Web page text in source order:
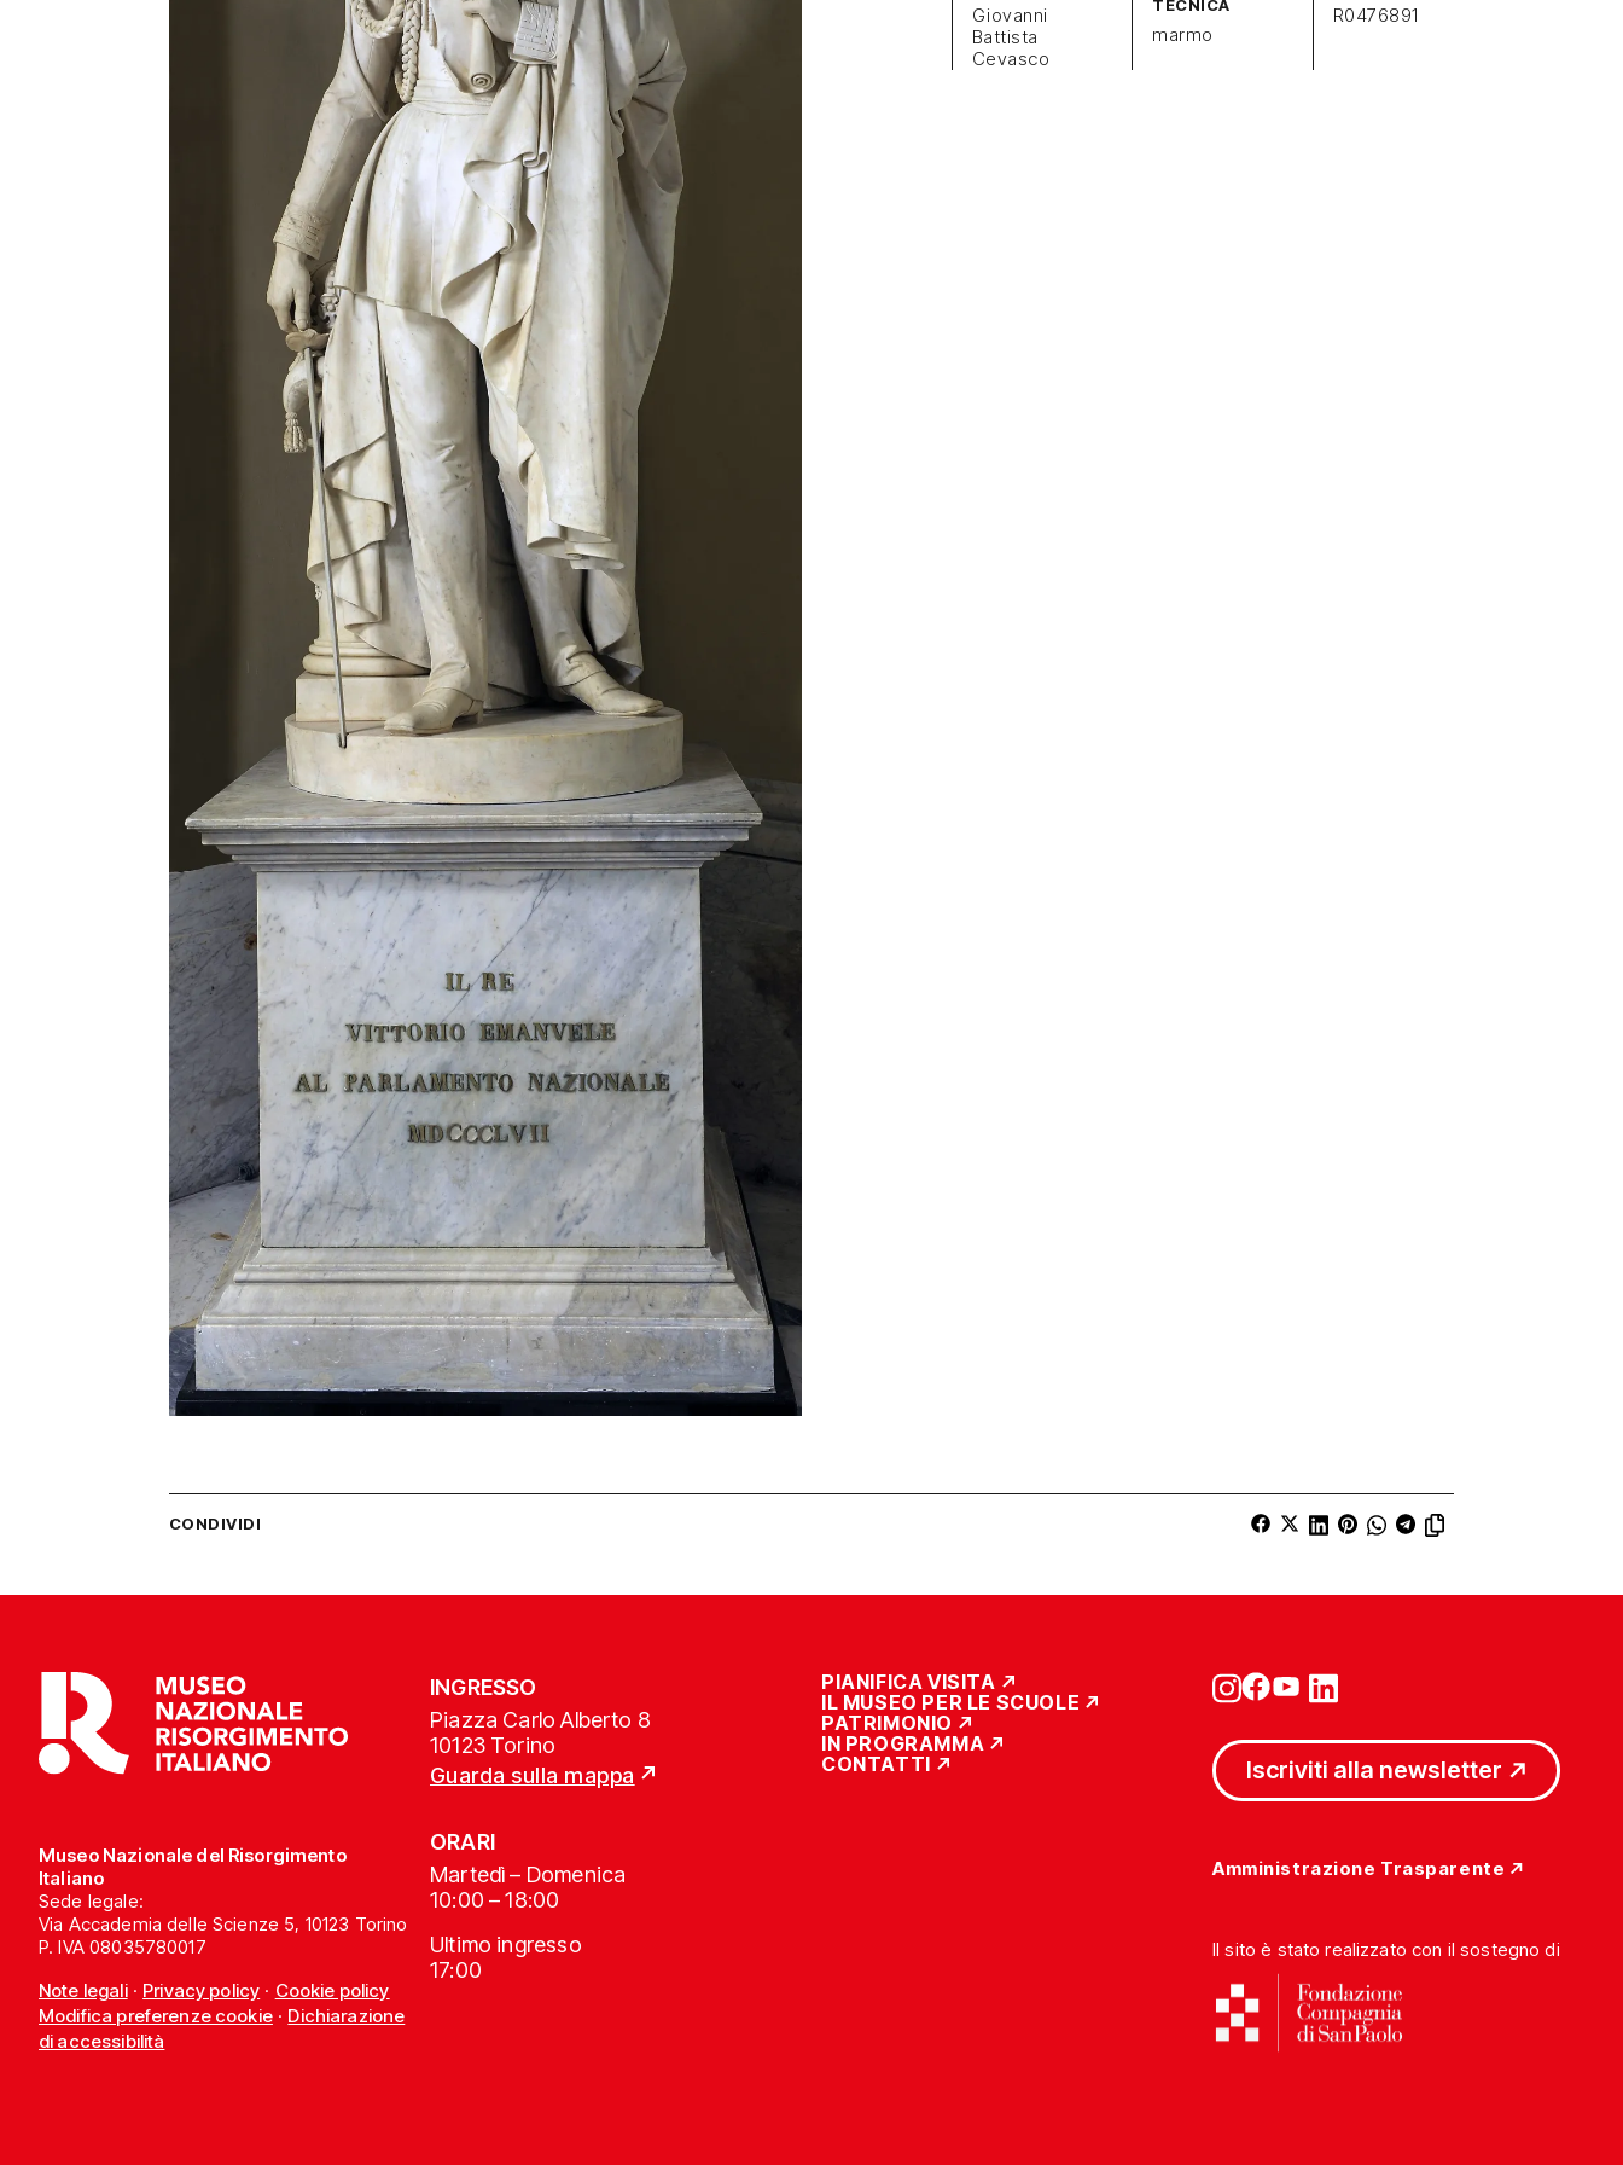
Giovanni
Battista
Cevasco
TECNICA
marmo
R0476891
CONDIVIDI
Museo Nazionale del Risorgimento
Italiano
Sede legale:
Via Accademia delle Scienze 5, 10123 Torino
P. IVA 08035780017
Note legali· Privacy policy · Cookie policy
Modifica preferenze cookie· Dichiarazione
di accessibilità
INGRESSO
Piazza Carlo Alberto 8
10123 Torino
Guarda sulla mappa
ORARI
Martedì – Domenica
10:00 – 18:00
Ultimo ingresso
17:00
PIANIFICA VISITA
IL MUSEO PER LE SCUOLE
PATRIMONIO
IN PROGRAMMA
CONTATTI
Iscriviti alla newsletter
Amministrazione Trasparente
Il sito è stato realizzato con il sostegno di